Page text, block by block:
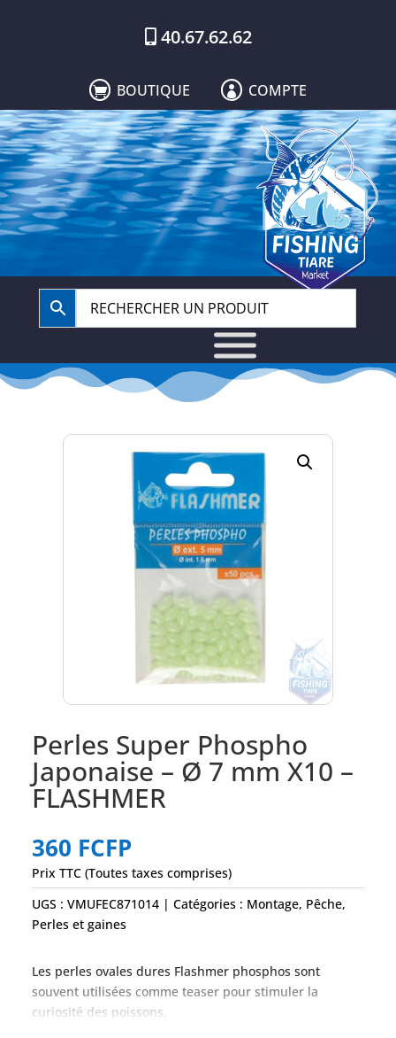
40.67.62.62
 BOUTIQUE  COMPTE
Perles Super Phospho
Japonaise – Ø 7 mm X10 –
FLASHMER
360 FCFP
Prix TTC (Toutes taxes comprises)
UGS : VMUFEC871014 Catégories : Montage, Pêche,
Perles et gaines
Les perles ovales dures Flashmer phosphos sont
souvent utilisées comme teaser pour stimuler la
curiosité des poissons.